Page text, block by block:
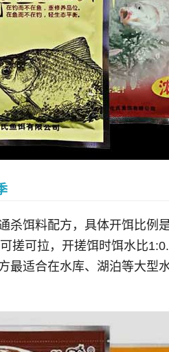
饵料配方，具体开饵比例
搓可拉，开搓饵时饵水比
最适合在水库、湖泊等大型